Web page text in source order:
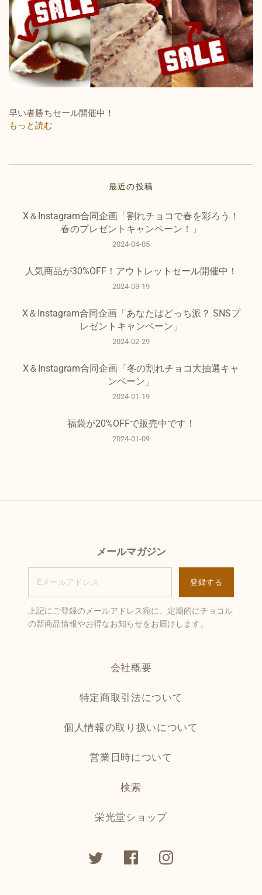
早い者勝ちセール開催中！
もっと読む
最近の投稿
X＆Instagram合同企画「割れチョコで春を彩ろう！
春のプレゼントキャンペーン！」
2024-04-05
人気商品が30%OFF！アウトレットセール開催中！
2024-03-19
X＆Instagram合同企画「あなたはどっち派？ SNSプ
レゼントキャンペーン」
2024-02-29
X＆Instagram合同企画「冬の割れチョコ大抽選キャ
ンペーン」
2024-01-19
福袋が20%OFFで販売中です！
2024-01-09
メールマガジン
上記にご登録のメールアドレス宛に、定期的にチョコル
の新商品情報やお得なお知らせをお届けします。
会社概要
特定商取引法について
個人情報の取り扱いについて
営業日時について
検索
栄光堂ショップ